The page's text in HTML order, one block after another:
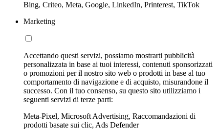
Bing, Criteo, Meta, Google, LinkedIn, Printerest, TikTok
Marketing
Accettando questi servizi, possiamo mostrarti pubblicità
personalizzata in base ai tuoi interessi, contenuti sponsorizzati
o promozioni per il nostro sito web o prodotti in base al tuo
comportamento di navigazione e di acquisto, misurandone il
successo. Con il tuo consenso, su questo sito utilizziamo i
seguenti servizi di terze parti:
Meta-Pixel, Microsoft Advertising, Raccomandazioni di
prodotti basate sui clic, Ads Defender